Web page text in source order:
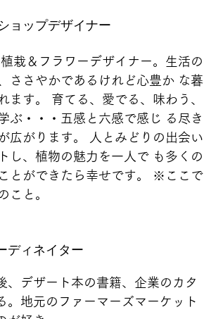
ョップデザイナー
栽＆フラワーデザイナー。生活の
ささやかであるけれど心豊か な暮
ます。 育てる、愛でる、味わう、
ぶ・・・五感と六感で感じ る尽き
広がります。 人とみどりの出会い
し、植物の魅力を一人で も多くの
とができたら幸せです。 ※ここで
こと。
ディネイター
、デザート本の書籍、企業のカタ
。地元のファーマーズマーケット